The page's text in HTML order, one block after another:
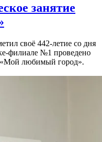
занятие
своё 442-летие со дня
филиале №1 проведено
«Мой любимый город».